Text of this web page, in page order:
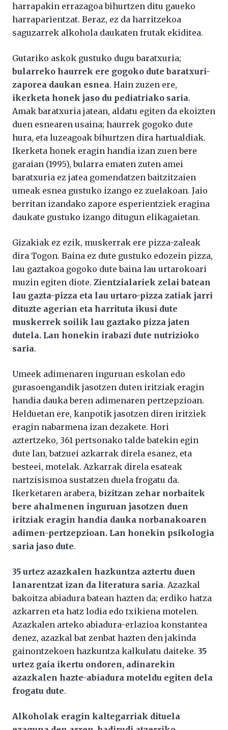
harrapakin errazagoa bihurtzen ditu gaueko
harraparientzat. Beraz, ez da harritzekoa
saguzarrek alkohola daukaten frutak ekiditea.
Gutariko askok gustuko dugu baratxuria;
bularreko haurrek ere gogoko dute baratxuri-
zaporea daukan esnea. Hain zuzen ere,
ikerketa honek jaso du pediatriako saria.
Amak baratxuria jatean, aldatu egiten da ekoizten
duen esnearen usaina; haurrek gogoko dute
hura, eta luzeagoak bihurtzen dira hartualdiak.
Ikerketa honek eragin handia izan zuen bere
garaian (1995), bularra ematen zuten amei
baratxuria ez jatea gomendatzen baitzitzaien
umeak esnea gustuko izango ez zuelakoan. Jaio
berritan izandako zapore esperientziek eragina
daukate gustuko izango ditugun elikagaietan.
Gizakiak ez ezik, muskerrak ere pizza-zaleak
dira Togon. Baina ez dute gustuko edozein pizza,
lau gaztakoa gogoko dute baina lau urtarokoari
muzin egiten diote. Zientzialariek zelai batean
lau gazta-pizza eta lau urtaro-pizza zatiak jarri
dituzte agerian eta harrituta ikusi dute
muskerrek soilik lau gaztako pizza jaten
dutela. Lan honekin irabazi dute nutrizioko
saria.
Umeek adimenaren inguruan eskolan edo
gurasoengandik jasotzen duten iritziak eragin
handia dauka beren adimenaren pertzepzioan.
Helduetan ere, kanpotik jasotzen diren iritziek
eragin nabarmena izan dezakete. Hori
aztertzeko, 361 pertsonako talde batekin egin
dute lan, batzuei azkarrak direla esanez, eta
besteei, motelak. Azkarrak direla esateak
nartzisismoa sustatzen duela frogatu da.
Ikerketaren arabera,bizitzan zehar norbaitek
bere ahalmenen inguruan jasotzen duen
iritziak eragin handia dauka norbanakoaren
adimen-pertzepzioan. Lan honekin psikologia
saria jaso dute.
35 urtez azazkalen hazkuntza aztertu duen
lanarentzat izan da literatura saria. Azazkal
bakoitza abiadura batean hazten da; erdiko hatza
azkarren eta hatz lodia edo txikiena motelen.
Azazkalen arteko abiadura-erlazioa konstantea
denez, azazkal bat zenbat hazten den jakinda
gainontzekoen hazkuntza kalkulatu daiteke. 35
urtez gaia ikertu ondoren, adinarekin
azazkalen hazte-abiadura moteldu egiten dela
frogatu dute.
Alkoholak eragin kaltegarriak dituela